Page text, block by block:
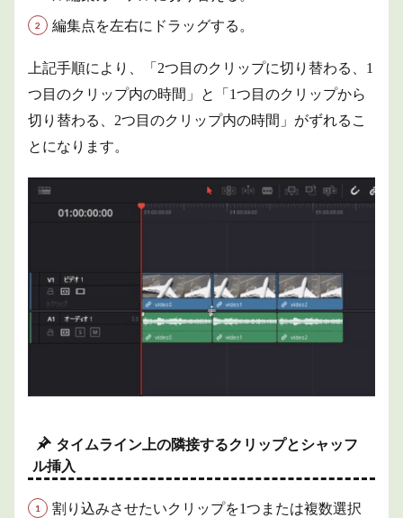
4
商品
5
まと
め
編集点を左右にドラッグする。
上記手順により、「2つ目のクリップに切り替わる、1
つ目のクリップ内の時間」と「1つ目のクリップから
切り替わる、2つ目のクリップ内の時間」がずれるこ
とになります。
タイムライン上の隣接するクリップとシャッフ
ル挿入
割り込みさせたいクリップを1つまたは複数選択